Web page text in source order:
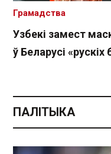
Узбекі замест
ў Беларусі «рускіх
Грамадства
ПАЛІТЫКА